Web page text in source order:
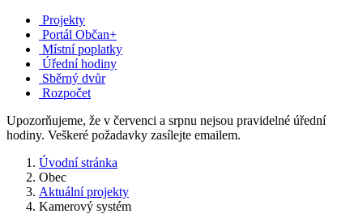
Projekty
Portál Občan+
Místní poplatky
Úřední hodiny
Sběrný dvůr
Rozpočet
Upozorňujeme, že v červenci a srpnu nejsou pravidelné úřední
hodiny. Veškeré požadavky zasílejte emailem.
Úvodní stránka
Obec
Aktuální projekty
Kamerový systém